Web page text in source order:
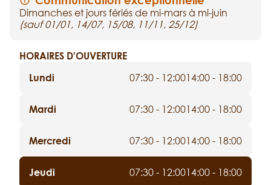
Dimanches et jours fériés de mi-mars à mi-juin
(sauf 01/01, 14/07, 15/08, 11/11, 25/12)
HORAIRES D'OUVERTURE
Lundi
07:30 - 12:0014:00 - 18:00
Mardi 07:30 - 12:0014:00 - 18:00
Mercredi 07:30 - 12:0014:00 - 18:00
Jeudi 07:30 - 12:0014:00 - 18:00